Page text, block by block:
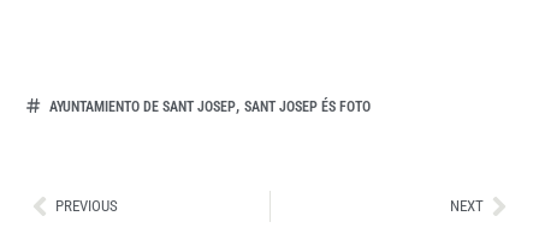
AYUNTAMIENTO DE SANT JOSEP, SANT JOSEP ÉS FOTO
AntPREVIOUS NEXT